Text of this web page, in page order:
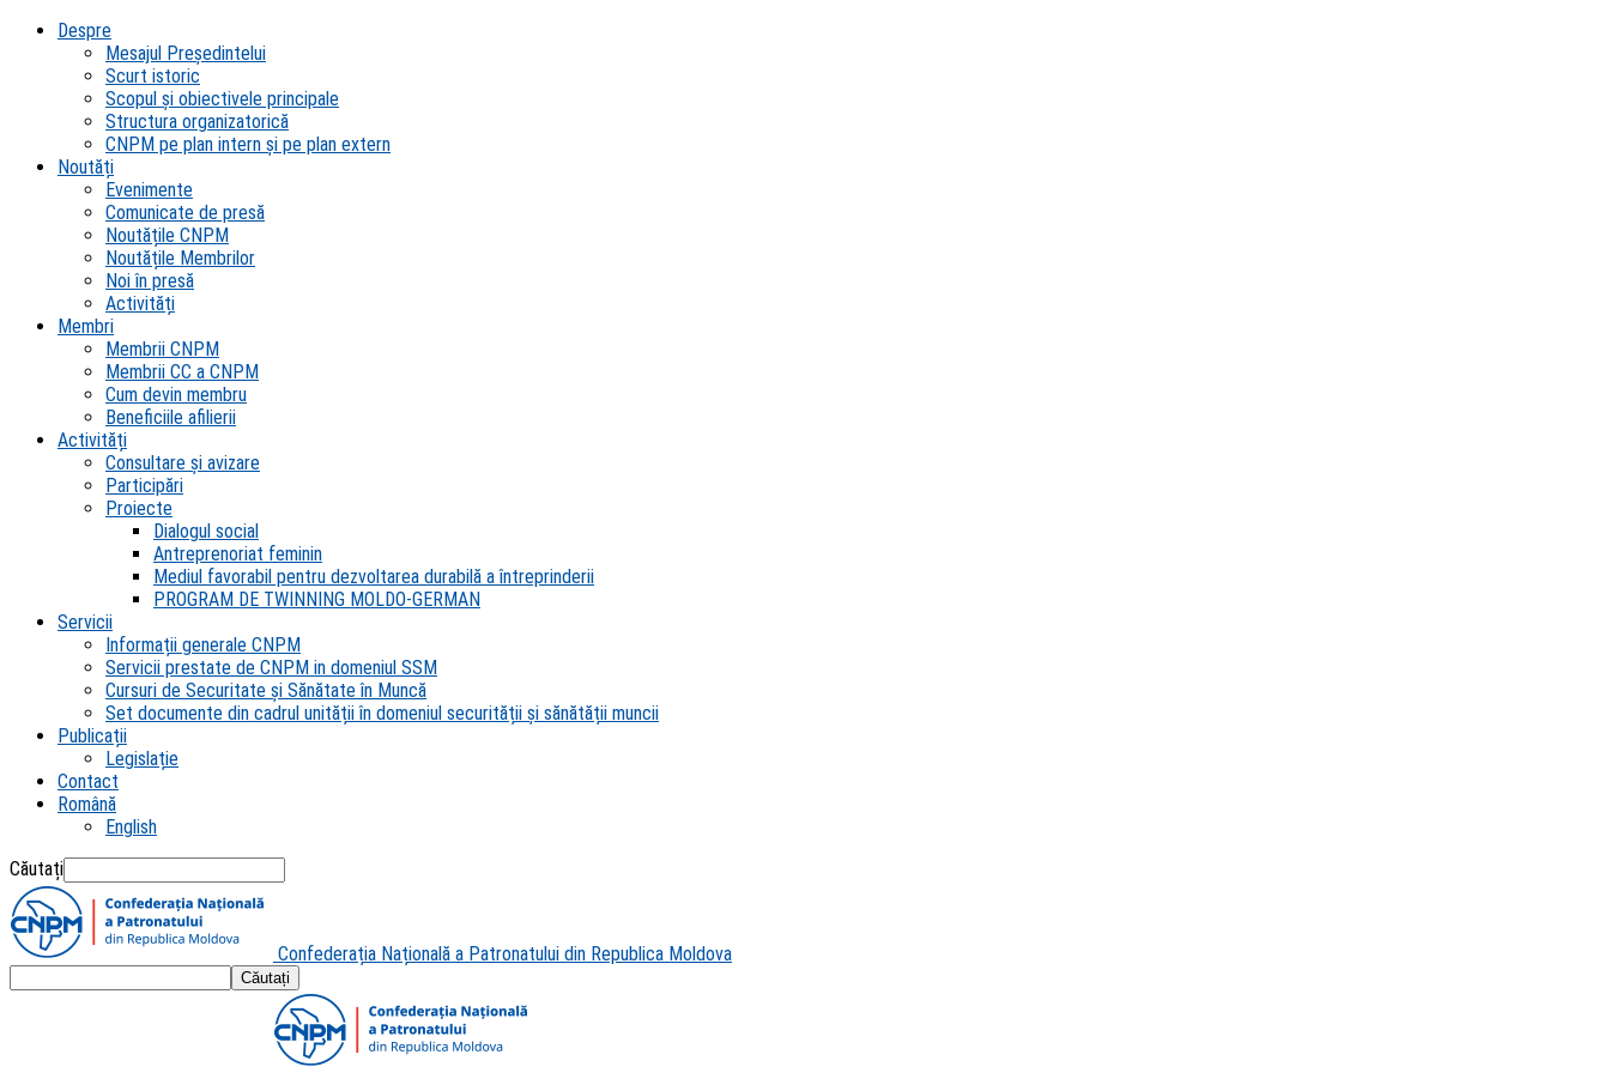
Despre
Mesajul Președintelui
Scurt istoric
Scopul şi obiectivele principale
Structura organizatorică
CNPM pe plan intern şi pe plan extern
Noutăți
Evenimente
Comunicate de presă
Noutățile CNPM
Noutățile Membrilor
Noi în presă
Activități
Membri
Membrii CNPM
Membrii CC a CNPM
Cum devin membru
Beneficiile afilierii
Activități
Consultare și avizare
Participări
Proiecte
Dialogul social
Antreprenoriat feminin
Mediul favorabil pentru dezvoltarea durabilă a întreprinderii
PROGRAM DE TWINNING MOLDO-GERMAN
Servicii
Informații generale CNPM
Servicii prestate de CNPM in domeniul SSM
Cursuri de Securitate și Sănătate în Muncă
Set documente din cadrul unității în domeniul securității și sănătății muncii
Publicații
Legislație
Contact
Română
English
Căutați
Confederația Națională a Patronatului din Republica Moldova